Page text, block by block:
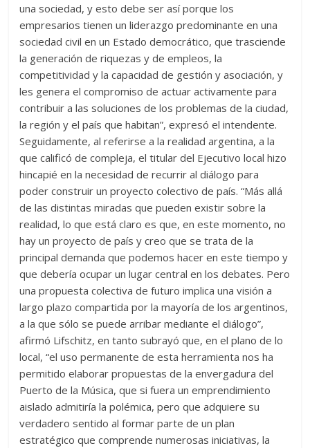
una sociedad, y esto debe ser así porque los
empresarios tienen un liderazgo predominante en una
sociedad civil en un Estado democrático, que trasciende
la generación de riquezas y de empleos, la
competitividad y la capacidad de gestión y asociación, y
les genera el compromiso de actuar activamente para
contribuir a las soluciones de los problemas de la ciudad,
la región y el país que habitan”, expresó el intendente.
Seguidamente, al referirse a la realidad argentina, a la
que calificó de compleja, el titular del Ejecutivo local hizo
hincapié en la necesidad de recurrir al diálogo para
poder construir un proyecto colectivo de país. “Más allá
de las distintas miradas que pueden existir sobre la
realidad, lo que está claro es que, en este momento, no
hay un proyecto de país y creo que se trata de la
principal demanda que podemos hacer en este tiempo y
que debería ocupar un lugar central en los debates. Pero
una propuesta colectiva de futuro implica una visión a
largo plazo compartida por la mayoría de los argentinos,
a la que sólo se puede arribar mediante el diálogo”,
afirmó Lifschitz, en tanto subrayó que, en el plano de lo
local, “el uso permanente de esta herramienta nos ha
permitido elaborar propuestas de la envergadura del
Puerto de la Música, que si fuera un emprendimiento
aislado admitiría la polémica, pero que adquiere su
verdadero sentido al formar parte de un plan
estratégico que comprende numerosas iniciativas, la